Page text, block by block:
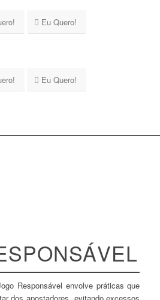
Eu Quero!
Eu Quero!
Responsável envolve práticas que